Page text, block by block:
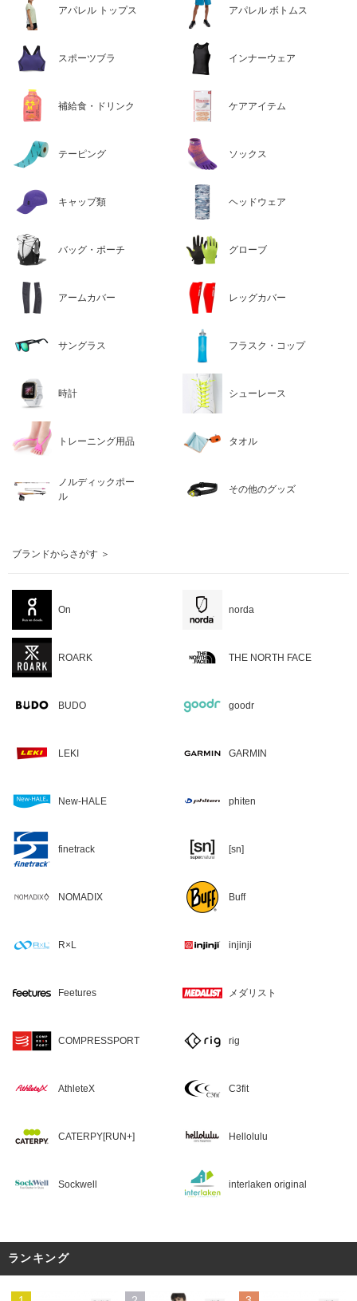
アパレル トップス アパレル ボトムス
スポーツブラ インナーウェア
補給食・ドリンク ケアアイテム
テーピング ソックス
キャップ類 ヘッドウェア
バッグ・ポーチ グローブ
アームカバー レッグカバー
サングラス フラスク・コップ
時計 シューレース
トレーニング用品 タオル
ノルディックポー
ル
その他のグッズ
ブランドからさがす ＞
On norda
ROARK THE NORTH FACE
BUDO goodr
LEKI GARMIN
New-HALE phiten
finetrack [sn]
NOMADIX Buff
R×L injinji
Feetures メダリスト
COMPRESSPORT rig
AthleteX C3fit
CATERPY[RUN+] Hellolulu
Sockwell interlaken original
ランキング